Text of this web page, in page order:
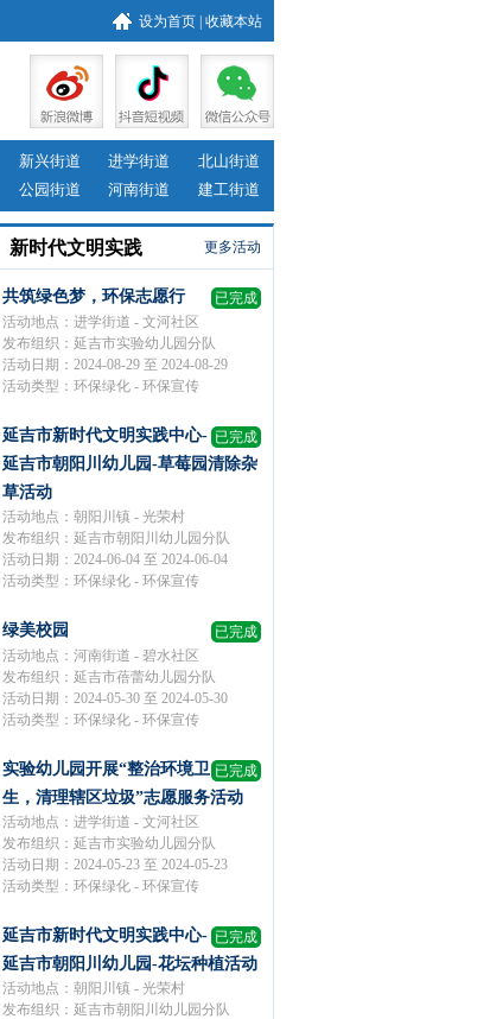
设为首页 收藏本站
新兴街道 进学街道
北山街道
公园街道 河南街道 建工街道
更多活动
新时代文明实践
已完成
共筑绿色梦，环保志愿行
活动地点：进学街道 - 文河社区
发布组织：延吉市实验幼儿园分队
活动日期：2024-08-29 至 2024-08-29
活动类型：环保绿化 - 环保宣传
已完成
延吉市新时代文明实践中心-
延吉市朝阳川幼儿园-草莓园清除杂
草活动
活动地点：朝阳川镇 - 光荣村
发布组织：延吉市朝阳川幼儿园分队
活动日期：2024-06-04 至 2024-06-04
活动类型：环保绿化 - 环保宣传
已完成
绿美校园
活动地点：河南街道 - 碧水社区
发布组织：延吉市蓓蕾幼儿园分队
活动日期：2024-05-30 至 2024-05-30
活动类型：环保绿化 - 环保宣传
已完成
实验幼儿园开展“整治环境卫
生，清理辖区垃圾”志愿服务活动
活动地点：进学街道 - 文河社区
发布组织：延吉市实验幼儿园分队
活动日期：2024-05-23 至 2024-05-23
活动类型：环保绿化 - 环保宣传
已完成
延吉市新时代文明实践中心-
延吉市朝阳川幼儿园-花坛种植活动
活动地点：朝阳川镇 - 光荣村
发布组织：延吉市朝阳川幼儿园分队